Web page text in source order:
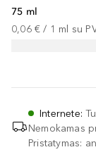
75 ml
0,06 € / 1 ml su
Internete:
Nemokamas
Pristatymas: